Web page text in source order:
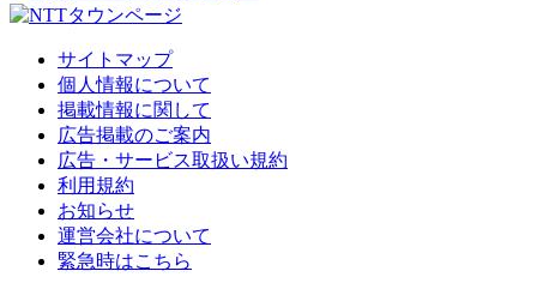
サイトマップ
個人情報について
掲載情報に関して
広告掲載のご案内
広告・サービス取扱い規約
利用規約
お知らせ
運営会社について
緊急時はこちら